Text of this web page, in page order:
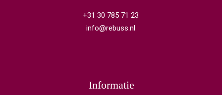
+31 30 785 71 23
info@rebuss.nl
Informatie